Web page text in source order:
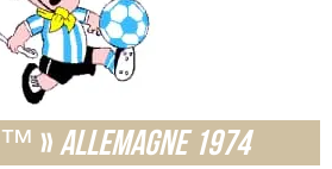
» Allemagne 1974